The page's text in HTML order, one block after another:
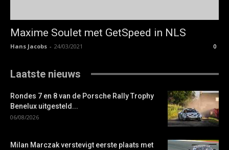
Maxime Soulet met GetSpeed in NLS
Hans Jacobs - 24/03/2021 0
Laatste nieuws
Rondes 7 en 8 van de Porsche Rally Trophy
Benelux uitgesteld...
06/08/2026
Milan Marczak verstevigt eerste plaats met